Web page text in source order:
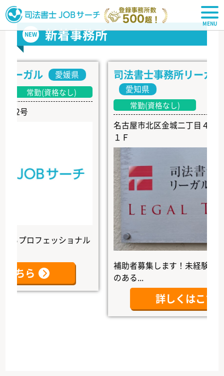
司法書士JOBサーチ
NEW 新着事務所
ル 愛媛県
常勤(資格なし)
ロフェッショナル
司法書士事務所リーガル・
愛知県
常勤(資格なし)
名古屋市北区金城二丁目４番４号
補助者募集します！未経験者大歓迎
のある...
詳しくはこちら